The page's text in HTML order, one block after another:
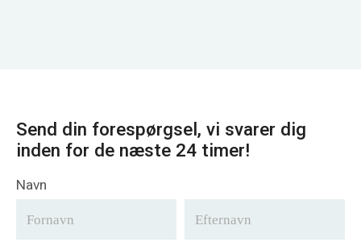
Send din forespørgsel, vi svarer dig
inden for de næste 24 timer!
Navn